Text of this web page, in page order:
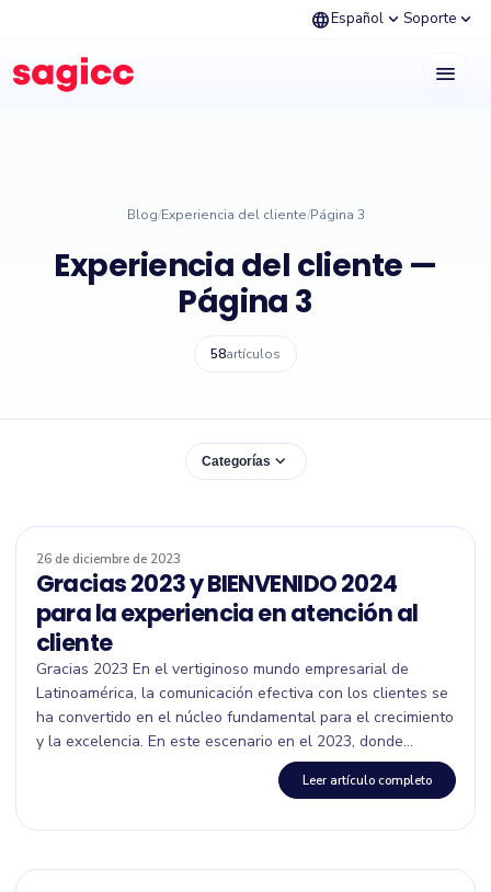
languageEspañol expand_more Soporte expand_more
menu
Blog/Experiencia del cliente/Página 3
Experiencia del cliente —
Página 3
58artículos
Categorías expand_more
26 de diciembre de 2023
Gracias 2023 y BIENVENIDO 2024
para la experiencia en atención al
cliente
Gracias 2023 En el vertiginoso mundo empresarial de
Latinoamérica, la comunicación efectiva con los clientes se
ha convertido en el núcleo fundamental para el crecimiento
y la excelencia. En este escenario en el 2023, donde...
Leer artículo completo